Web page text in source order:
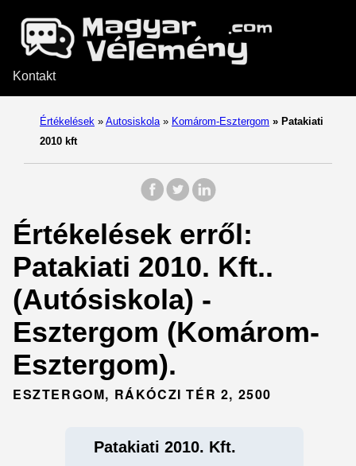
Kontakt
Értékelések » Autosiskola » Komárom-Esztergom » Patakiati
2010 kft
Értékelések erről:
Patakiati 2010. Kft..
(Autósiskola) -
Esztergom (Komárom-
Esztergom).
ESZTERGOM, RÁKÓCZI TÉR 2, 2500
Patakiati 2010. Kft.